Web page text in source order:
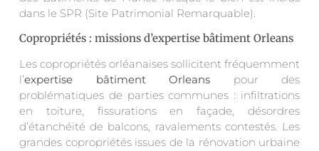
dans le SPR (Site Patrimonial Remarquable).
Copropriétés : missions d’expertise bâtiment Orleans
Les copropriétés orléanaises sollicitent fréquemment
l’expertise bâtiment Orleans pour des
problématiques de parties communes : infiltrations
en toiture, fissurations en façade, désordres
d’étanchéité de balcons, ravalements contestés. Les
grandes copropriétés issues de la rénovation urbaine